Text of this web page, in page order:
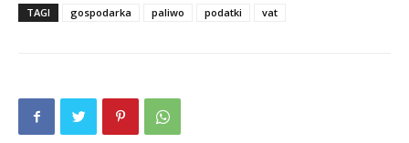
TAGI gospodarka paliwo podatki vat